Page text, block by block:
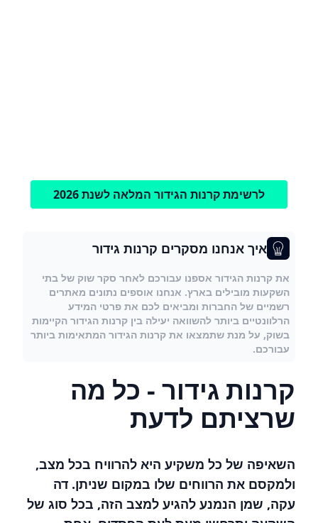
לרשימת קרנות הגידור המלאה לשנת 2026
איך אנחנו מסקרים קרנות גידור
את קרנות הגידור אספנו עבורכם לאחר סקר שוק של בתי
השקעות מובילים בארץ. אנחנו אוספים נתונים מאתרים
רשמיים של החברות ומביאים לכם את פרטי המידע
הרלוונטיים ביותר להשוואה יעילה בין קרנות הגידור הקיימות
בשוק, על מנת שתמצאו את קרנות הגידור המתאימות ביותר
עבורכם.
קרנות גידור - כל מה
שרציתם לדעת
השאיפה של כל משקיע היא להרוויח בכל מצב,
ולמקסם את הרווחים שלו במקום שניתן. דה
עקה, שמן הנמנע להגיע למצב הזה, בכל סוג של